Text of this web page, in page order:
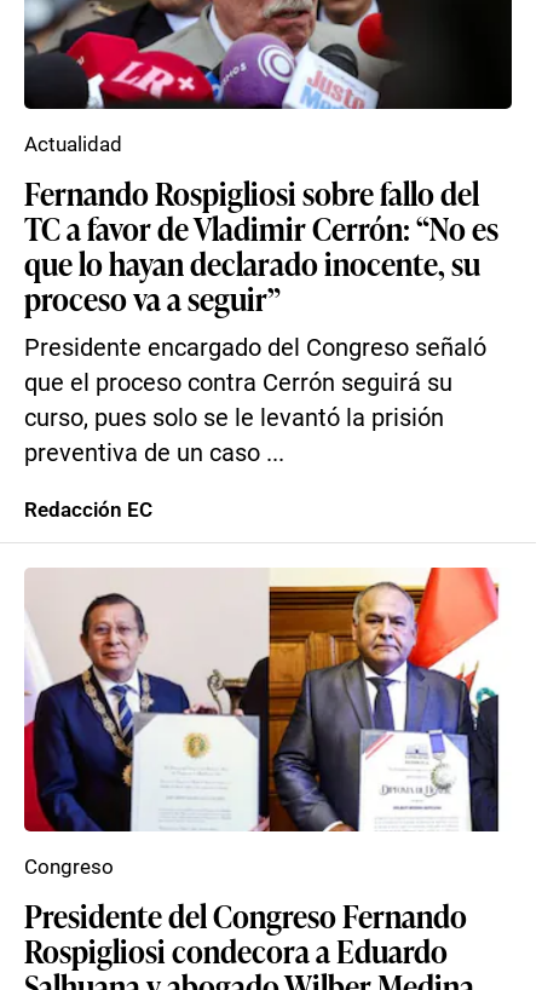
Fernando Rospigliosi sobre fallo del
TC a favor de Vladimir Cerrón: “No es
que lo hayan declarado inocente, su
proceso va a seguir”
Presidente encargado del Congreso señaló
que el proceso contra Cerrón seguirá su
curso, pues solo se le levantó la prisión
preventiva de un caso ...
Actualidad
Redacción EC
Presidente del Congreso Fernando
Rospigliosi condecora a Eduardo
Congreso